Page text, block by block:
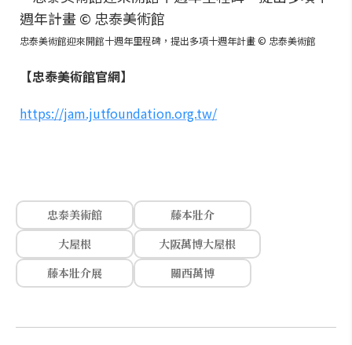
忠泰美術館迎來開館十週年里程碑，提出多項十週年計畫 © 忠泰美術館
【忠泰美術館官網】
https://jam.jutfoundation.org.tw/
忠泰美術館
藤本壯介
大屋根
大阪萬博大屋根
藤本壯介展
關西萬博